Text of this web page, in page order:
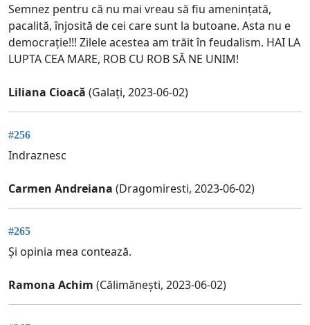
Semnez pentru că nu mai vreau să fiu amenințată,
pacalită, înjosită de cei care sunt la butoane. Asta nu e
democrație!!! Zilele acestea am trăit în feudalism. HAI LA
LUPTA CEA MARE, ROB CU ROB SĂ NE UNIM!
Liliana Cioacă (Galați, 2023-06-02)
#256
Indraznesc
Carmen Andreiana (Dragomiresti, 2023-06-02)
#265
Și opinia mea contează.
Ramona Achim (Călimănești, 2023-06-02)